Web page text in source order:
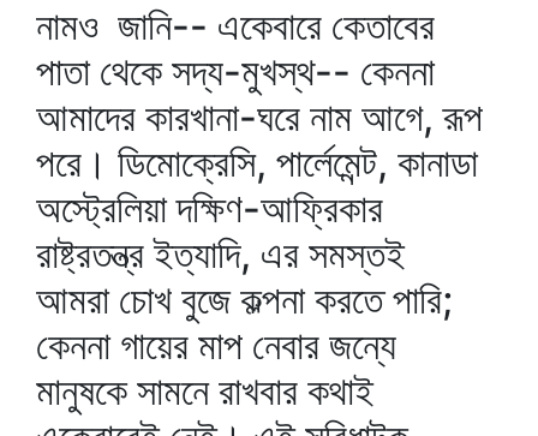
নামও জানি-- একেবারে কেতাবের
পাতা থেকে সদ্য-মুখস্থ-- কেননা
আমাদের কারখানা-ঘরে নাম আগে, রূপ
পরে। ডিমোক্রেসি, পার্লেমেন্ট, কানাডা
অস্ট্রেলিয়া দক্ষিণ-আফ্রিকার
রাষ্ট্রতন্ত্র ইত্যাদি, এর সমস্তই
আমরা চোখ বুজে কল্পনা করতে পারি;
কেননা গায়ের মাপ নেবার জন্যে
মানুষকে সামনে রাখবার কথাই